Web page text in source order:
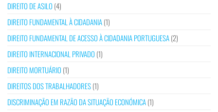
DIREITO DE ASILO (4)
DIREITO FUNDAMENTAL À CIDADANIA(1)
DIREITO FUNDAMENTAL DE ACESSO À CIDADANIA PORTUGUESA(2)
DIREITO INTERNACIONAL PRIVADO (1)
DIREITO MORTUÁRIO (1)
DIREITOS DOS TRABALHADORES(1)
DISCRIMINAÇÃO EM RAZÃO DA SITUAÇÃO ECONÓMICA(1)